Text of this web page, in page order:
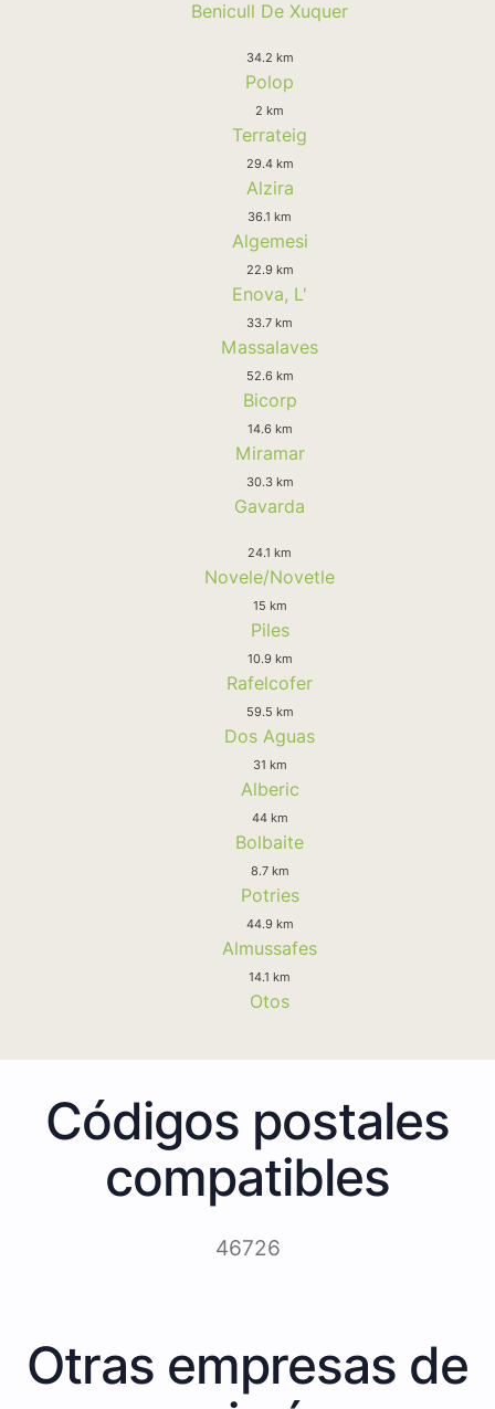
Benicull De Xuquer
34.2 km
Polop
2 km
Terrateig
29.4 km
Alzira
36.1 km
Algemesi
22.9 km
Enova, L'
33.7 km
Massalaves
52.6 km
Bicorp
14.6 km
Miramar
30.3 km
Gavarda
24.1 km
Novele/Novetle
15 km
Piles
10.9 km
Rafelcofer
59.5 km
Dos Aguas
31 km
Alberic
44 km
Bolbaite
8.7 km
Potries
44.9 km
Almussafes
14.1 km
Otos
Códigos postales
compatibles
46726
Otras empresas de